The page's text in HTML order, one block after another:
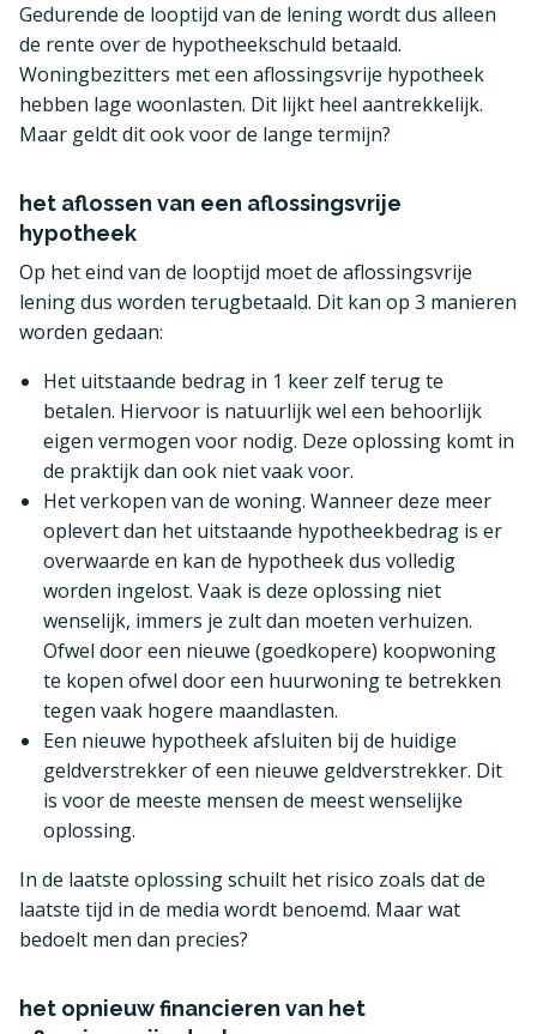
Gedurende de looptijd van de lening wordt dus alleen
de rente over de hypotheekschuld betaald.
Woningbezitters met een aflossingsvrije hypotheek
hebben lage woonlasten. Dit lijkt heel aantrekkelijk.
Maar geldt dit ook voor de lange termijn?
het aflossen van een aflossingsvrije
hypotheek
Op het eind van de looptijd moet de aflossingsvrije
lening dus worden terugbetaald. Dit kan op 3 manieren
worden gedaan:
Het uitstaande bedrag in 1 keer zelf terug te
betalen. Hiervoor is natuurlijk wel een behoorlijk
eigen vermogen voor nodig. Deze oplossing komt in
de praktijk dan ook niet vaak voor.
Het verkopen van de woning. Wanneer deze meer
oplevert dan het uitstaande hypotheekbedrag is er
overwaarde en kan de hypotheek dus volledig
worden ingelost. Vaak is deze oplossing niet
wenselijk, immers je zult dan moeten verhuizen.
Ofwel door een nieuwe (goedkopere) koopwoning
te kopen ofwel door een huurwoning te betrekken
tegen vaak hogere maandlasten.
Een nieuwe hypotheek afsluiten bij de huidige
geldverstrekker of een nieuwe geldverstrekker. Dit
is voor de meeste mensen de meest wenselijke
oplossing.
In de laatste oplossing schuilt het risico zoals dat de
laatste tijd in de media wordt benoemd. Maar wat
bedoelt men dan precies?
het opnieuw financieren van het